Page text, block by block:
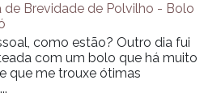
de Brevidade de Polvilho - Bolo
como estão? Outro dia fui
com um bolo que há muito
que me trouxe ótimas